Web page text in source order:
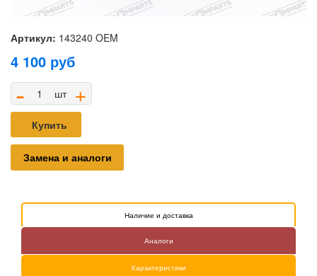
Артикул: 143240 OEM
4 100 руб
- шт +
Купить
Замена и аналоги
Наличие и доставка
Аналоги
Характеристики